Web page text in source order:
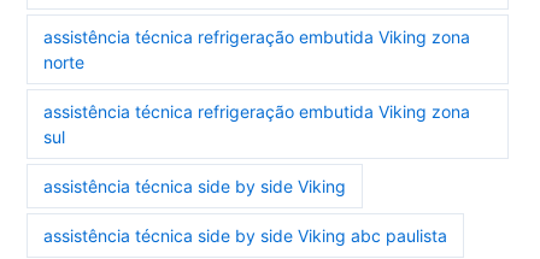
assistência técnica refrigeração embutida Viking zona
norte
assistência técnica refrigeração embutida Viking zona
sul
assistência técnica side by side Viking
assistência técnica side by side Viking abc paulista